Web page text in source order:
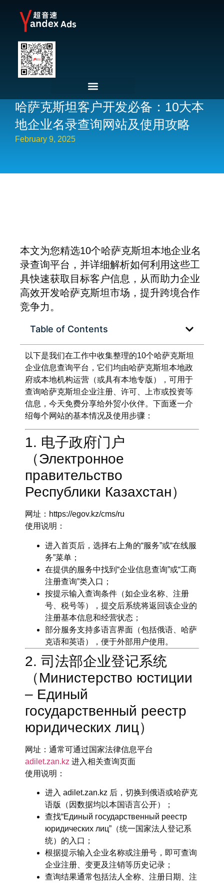
哈萨克斯坦客户开发必备：10大本
地企业名录查询网站及使用攻略
February 9, 2025
本文为您精选10个哈萨克斯坦本地企业名
录查询平台，并详细解析如何利用这些工
具快速获取目标客户信息，从而助力企业
高效开发哈萨克斯坦市场，提升跨境合作
竞争力。
Table of Contents
以下是我们在工作中收集整理的10个哈萨克斯坦
企业信息查询平台，它们均由哈萨克斯坦本地政
府或本地机构运营（或具有本地专版），可用于
查询哈萨克斯坦企业注册、许可、上市或投资等
信息，今天免费分享给外贸小伙伴。下面逐一介
绍每个网站的基本情况及使用步骤：
1. 电子政府门户
（Электронное
правительство
Республики Казахстан）
网址 ： https://egov.kz/cms/ru
使用说明 ：
进入首页后，选择右上角的“服务”或“在线服
务”菜单；
在提供的服务中找到“企业信息查询”或“工商
注册查询”类入口；
按提示输入查询条件（如企业名称、注册
号、税号等），提交后系统将返回该企业的
注册基本信息和经营状态；
部分服务支持多语言界面（包括俄语、哈萨
克语和英语），便于外部用户使用。
2. 司法部企业登记系统
（Министерство юстиции
– Единый
государственный реестр
юридических лиц）
网址 ：通常可通过国家法律信息平台
adilet.zan.kz 进入相关查询页面
使用说明 ：
进入 adilet.zan.kz 后，切换到俄语或哈萨克
语版（因数据均以本国语言公开）；
查找“Единый государственный реестр
юридических лиц”（统一国家法人登记系
统）的入口；
根据提示输入企业名称或注册号，即可查询
企业注册、变更及注销等历史记录；
查询结果通常包括法人全称、注册日期、注